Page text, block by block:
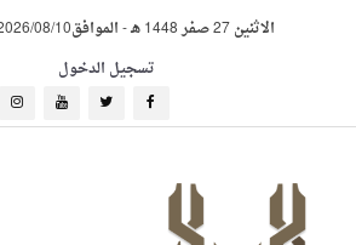
الاثنين 27 صفر 1448 هـ -الموافق2026/08/10م
تسجيل الدخول